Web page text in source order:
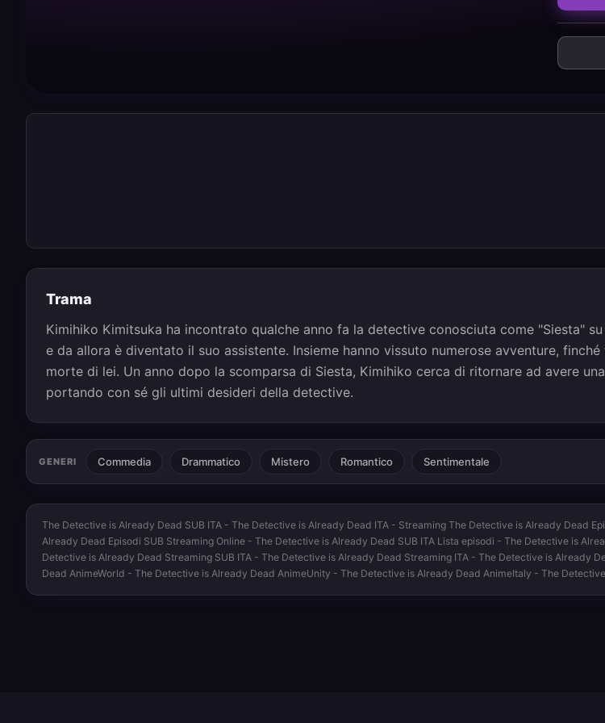
Trama
Kimihiko Kimitsuka ha incontrato qualche anno fa la detective conosciuta come "Siesta"
e da allora è diventato il suo assistente. Insieme hanno vissuto numerose avventure,
morte di lei. Un anno dopo la scomparsa di Siesta, Kimihiko cerca di ritornare ad avere
portando con sé gli ultimi desideri della detective.
GENERI Commedia Drammatico Mistero Romantico Sentimentale
The Detective is Already Dead SUB ITA - The Detective is Already Dead ITA - Streaming The Detective is Already Dead
Already Dead Episodi SUB Streaming Online - The Detective is Already Dead SUB ITA Lista episodi - The Detective is
Detective is Already Dead Streaming SUB ITA - The Detective is Already Dead Streaming ITA - The Detective is Already
Dead AnimeWorld - The Detective is Already Dead AnimeUnity - The Detective is Already Dead AnimeItaly - The